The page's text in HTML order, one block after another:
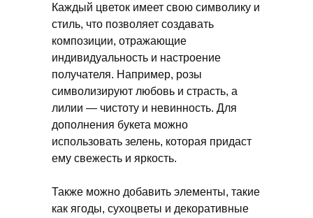
Каждый цветок имеет свою символику и
стиль, что позволяет создавать
композиции, отражающие
индивидуальность и настроение
получателя. Например, розы
символизируют любовь и страсть, а
лилии — чистоту и невинность. Для
дополнения букета можно
использовать зелень, которая придаст
ему свежесть и яркость.
Также можно добавить элементы, такие
как ягоды, сухоцветы и декоративные